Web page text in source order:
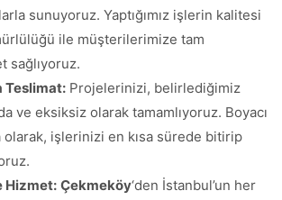
sunuyoruz. Yaptığımız işlerin kalitesi
ile müşterilerimize tam
sağlıyoruz.
Teslimat: Projelerinizi, belirlediğimiz
ve eksiksiz olarak tamamlıyoruz. Boyacı
olarak, işlerinizi en kısa sürede bitirip
Hizmet: Çekmeköy‘den İstanbul’un her